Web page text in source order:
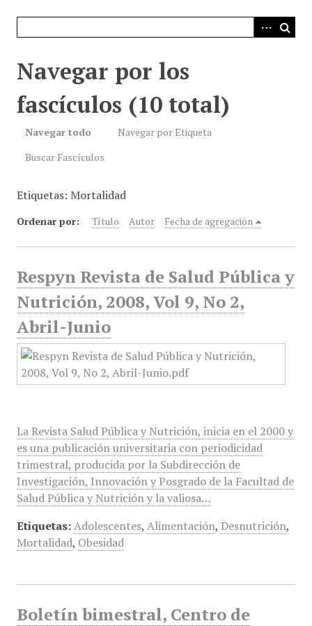
Navegar por los
fascículos (10 total)
Navegar todo
Navegar por Etiqueta
Buscar Fascículos
Etiquetas: Mortalidad
Ordenar por: Título Autor Fecha de agregación
Respyn Revista de Salud Pública y
Nutrición, 2008, Vol 9, No 2,
Abril-Junio
La Revista Salud Pública y Nutrición, inicia en el 2000 y
es una publicación universitaria con periodicidad
trimestral, producida por la Subdirección de
Investigación, Innovación y Posgrado de la Facultad de
Salud Pública y Nutrición y la valiosa…
Etiquetas: Adolescentes, Alimentación, Desnutrición,
Mortalidad, Obesidad
Boletín bimestral, Centro de